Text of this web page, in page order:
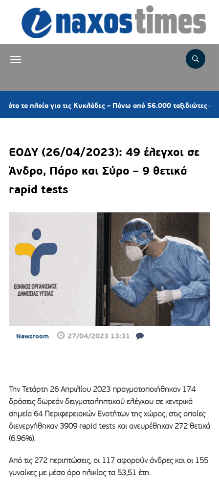
για τις Κυκλάδες – Πάνω από 56.000 ταξιδιώτες αναχωρούν
ΕΟΔΥ (26/04/2023): 49 έλεγχοι σε
Άνδρο, Πάρο και Σύρο – 9 θετικά
rapid tests
Newsroom 27/04/2023 13:31
Την Τετάρτη 26 Απριλίου 2023 πραγματοποιήθηκαν 174
δράσεις δωρεάν δειγματοληπτικού ελέγχου σε κεντρικά
σημεία 64 Περιφερειακών Ενοτήτων της χώρας, στις οποίες
διενεργήθηκαν 3909 rapid tests και ανευρέθηκαν 272 θετικά
(6.96%).
Από τις 272 περιπτώσεις, οι 117 αφορούν άνδρες και οι 155
γυναίκες με μέσο όρο ηλικίας τα 53,51 έτη.